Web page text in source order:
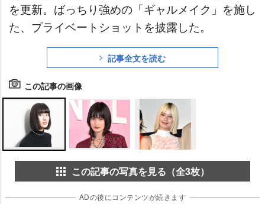
を更新。ばっちり強めの「ギャルメイク」を施し
た、プライベートショットを披露した。
記事全文を読む
この記事の画像
この記事の写真を見る（全3枚）
ADの後にコンテンツが続きます